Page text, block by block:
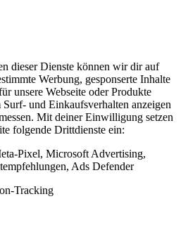
dieser Dienste können wir dir auf
Werbung, gesponserte Inhalte
unsere Webseite oder Produkte
Surf- und Einkaufsverhalten anzeigen
Mit deiner Einwilligung setzen
folgende Drittdienste ein:
Pixel, Microsoft Advertising,
Ads Defender
Tracking